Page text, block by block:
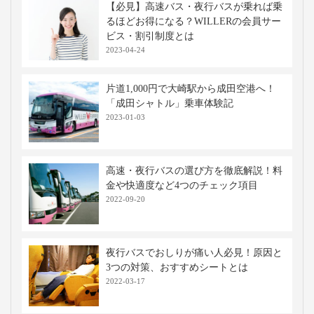
【必見】高速バス・夜行バスが乗れば乗
るほどお得になる？WILLERの会員サー
ビス・割引制度とは
2023-04-24
片道1,000円で大崎駅から成田空港へ！
「成田シャトル」乗車体験記
2023-01-03
高速・夜行バスの選び方を徹底解説！料
金や快適度など4つのチェック項目
2022-09-20
夜行バスでおしりが痛い人必見！原因と
3つの対策、おすすめシートとは
2022-03-17